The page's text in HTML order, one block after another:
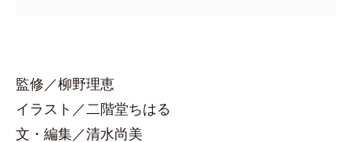
監修／柳野理恵
イラスト／二階堂ちはる
文・編集／清水尚美